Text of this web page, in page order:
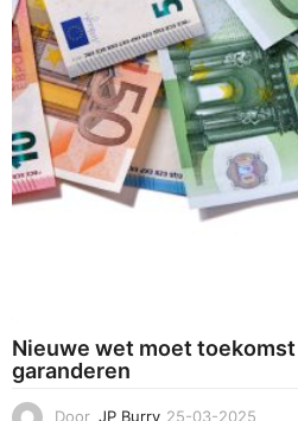
0
2
5
Nieuwe wet moet
garanderen
Door JP Burry 25-03-2025